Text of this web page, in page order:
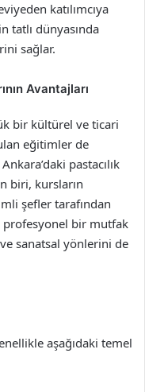
katılımcıya
tatlı dünyasında
sağlar.
Avantajları
bir kültürel ve ticari
eğitimler de
pastacılık
biri, kursların
şefler tarafından
profesyonel bir mutfak
sanatsal yönlerini de
aşağıdaki temel